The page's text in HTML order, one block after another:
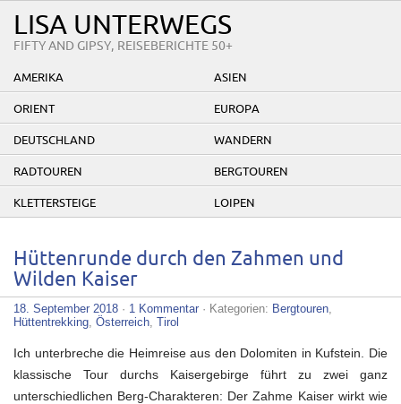
LISA UNTERWEGS
FIFTY AND GIPSY, REISEBERICHTE 50+
AMERIKA ASIEN
ORIENT EUROPA
DEUTSCHLAND WANDERN
RADTOUREN BERGTOUREN
KLETTERSTEIGE LOIPEN
Hüttenrunde durch den Zahmen und
Wilden Kaiser
18. September 2018 · 1 Kommentar · Kategorien: Bergtouren,
Hüttentrekking, Österreich, Tirol
Ich unterbreche die Heimreise aus den Dolomiten in Kufstein. Die
klassische Tour durchs Kaisergebirge führt zu zwei ganz
unterschiedlichen Berg-Charakteren: Der Zahme Kaiser wirkt wie